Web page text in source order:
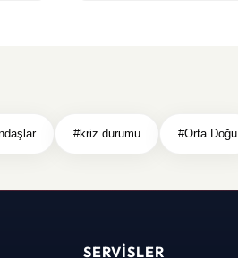
#kriz durumu #Orta Doğu
SERVISLER